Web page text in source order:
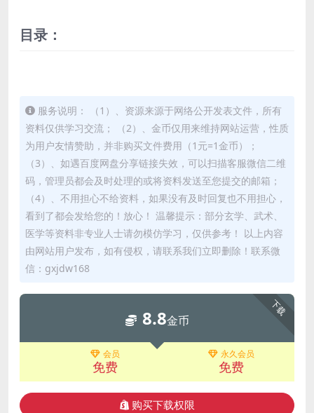
目录：
服务说明： （1）、资源来源于网络公开发表文件，所有
资料仅供学习交流； （2）、金币仅用来维持网站运营，性质
为用户友情赞助，并非购买文件费用（1元=1金币）；
（3）、如遇百度网盘分享链接失效，可以扫描客服微信二维
码，管理员都会及时处理的或将资料发送至您提交的邮箱；
（4）、不用担心不给资料，如果没有及时回复也不用担心，
看到了都会发给您的！放心！ 温馨提示：部分玄学、武术、
医学等资料非专业人士请勿模仿学习，仅供参考！ 以上内容
由网站用户发布，如有侵权，请联系我们立即删除！联系微
信：gxjdw168
下载
8.8金币
会员
免费
永久会员
免费
购买下载权限